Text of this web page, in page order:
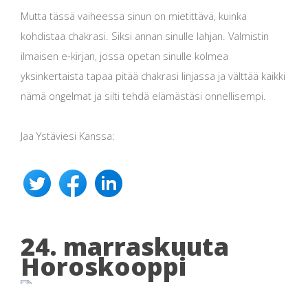
Mutta tässä vaiheessa sinun on mietittävä, kuinka
kohdistaa chakrasi. Siksi annan sinulle lahjan. Valmistin
ilmaisen e-kirjan, jossa opetan sinulle kolmea
yksinkertaista tapaa pitää chakrasi linjassa ja välttää kaikki
nämä ongelmat ja silti tehdä elämästäsi onnellisempi.
Jaa Ystäviesi Kanssa:
24. marraskuuta
Horoskooppi